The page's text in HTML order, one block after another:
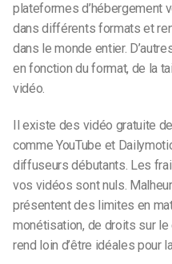
plateformes d’hébergement
dans différents formats et
dans le monde entier.
en fonction du format, de la
vidéo.
Il existe des vidéo gratuite
comme YouTube et
diffuseurs débutants. Les
vos vidéos sont nuls.
présentent des limites en
monétisation, de droits sur
rend loin d’être idéales pour